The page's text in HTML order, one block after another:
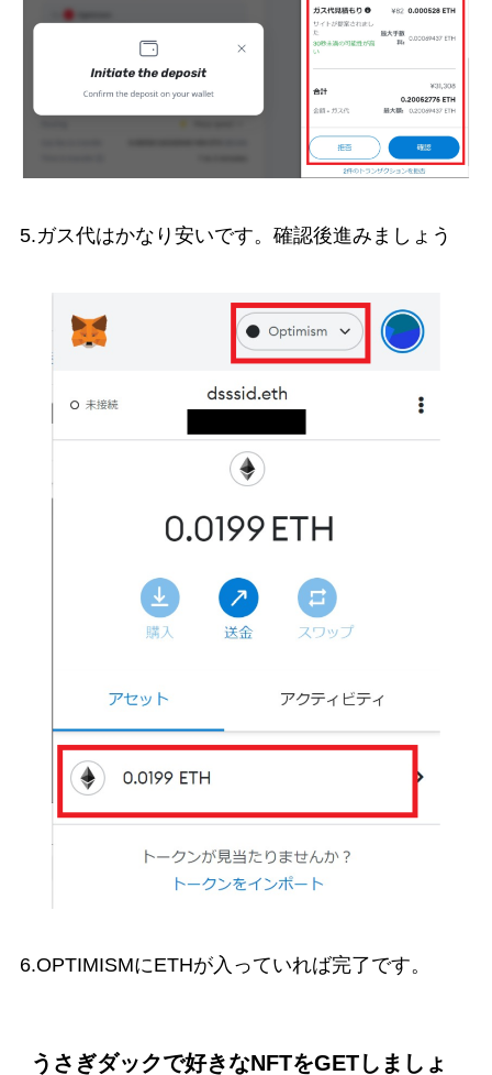
5.ガス代はかなり安いです。確認後進みましょう
6.OPTIMISMにETHが入っていれば完了です。
うさぎダックで好きなNFTをGETしましょ